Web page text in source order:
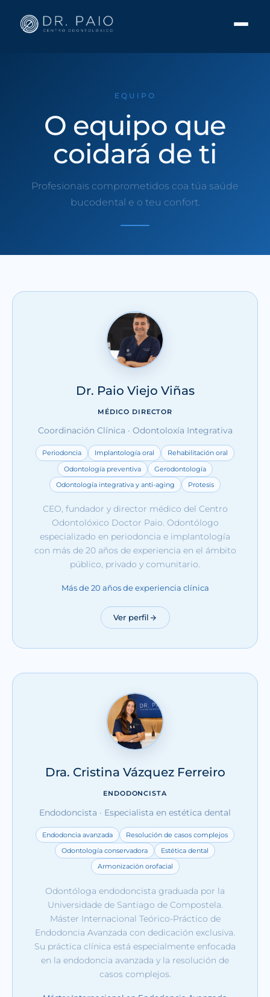
EQUIPO
O equipo que
coidará de ti
Profesionais comprometidos coa túa saúde
bucodental e o teu confort.
Dr. Paio Viejo Viñas
MÉDICO DIRECTOR
Coordinación Clínica · Odontoloxía Integrativa
Periodoncia Implantología oral
Rehabilitación oral
Odontología preventiva
Gerodontología
Odontología integrativa y anti-aging
Protesis
CEO, fundador y director médico del Centro
Odontolóxico Doctor Paio. Odontólogo
especializado en periodoncia e implantología
con más de 20 años de experiencia en el ámbito
público, privado y comunitario.
Más de 20 años de experiencia clínica
Ver perfil
Dra. Cristina Vázquez Ferreiro
ENDODONCISTA
Endodoncista · Especialista en estética dental
Endodoncia avanzada
Resolución de casos complejos
Odontología conservadora
Estética dental
Armonización orofacial
Odontóloga endodoncista graduada por la
Universidade de Santiago de Compostela.
Máster Internacional Teórico-Práctico de
Endodoncia Avanzada con dedicación exclusiva.
Su práctica clínica está especialmente enfocada
en la endodoncia avanzada y la resolución de
casos complejos.